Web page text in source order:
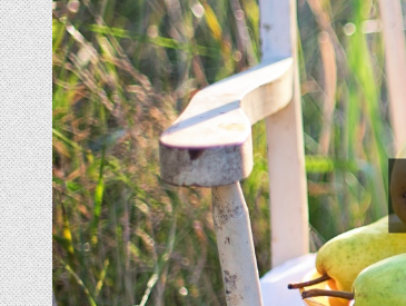
Skip
to
content